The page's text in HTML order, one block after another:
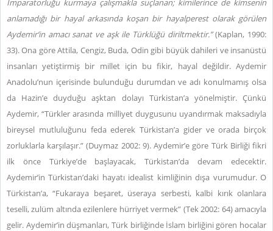
İmparatorluğu kurmaya çalışmakla suçlanan; kimilerince de kimsenin
anlamadığı bir hayal arkasında koşan bir hayalperest olarak görülen
Aydemir’in amacı sanat ve aşk ile Türklüğü diriltmektir.”(Kaplan, 1990:
33). Ona göre Attila, Cengiz, Buda, Odin gibi büyük dahileri ve insanüstü
insanları yetiştirmiş bir millet için bu fikir, hayal değildir. Aydemir
Anadolu’nun içerisinde bulunduğu durumdan ve adı konulmamış olsa
da Hazin’e duyduğu aşktan dolayı Türkistan’a yönelmiştir. Çünkü
Aydemir, “Türkler arasında milliyet duygusunu uyandırmak maksadıyla
bireysel mutluluğunu feda ederek Türkistan’a gider ve orada birçok
zorluklarla karşılaşır.” (Duymaz 2002: 9). Aydemir’e göre Türk Birliği fikri
ilk önce Türkiye’de başlayacak, Türkistan’da devam edecektir.
Aydemir’in Türkistan’daki hayatı idealist kimliğinin dışa vurumudur. O
Türkistan’a, “Fukaraya beşaret, üseraya serbesti, kalbi kırık olanlara
teselli, zulüm altında ezilenlere hürriyet vermek” (Tek 2002: 64)amacıyla
gelir. Aydemir’in düşmanları, Türk birliğinde İslam birliğini gören hocalar